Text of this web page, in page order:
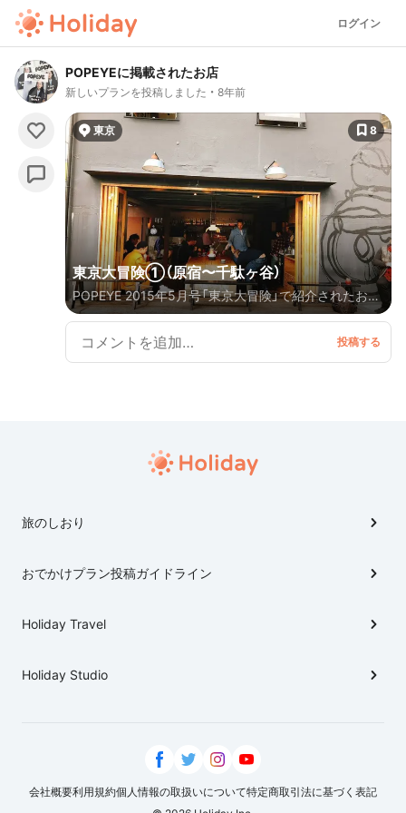
ログイン
POPEYEに掲載されたお店
新しいプランを投稿しました 8年前
東京 8
東京大冒険①（原宿〜千駄ヶ谷）
POPEYE 2015年5月号「東京大冒険」で紹介されたお店
をひたすら追加していくよ。まずは原宿・千駄ヶ谷エリ
アから！
旅のしおり
おでかけプラン投稿ガイドライン
Holiday Travel
Holiday Studio
会社概要利用規約個人情報の取扱いについて特定商取引法に基づく表記